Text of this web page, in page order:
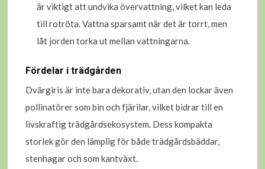
är viktigt att undvika övervattning, vilket kan leda
till rotröta. Vattna sparsamt när det är torrt, men
låt jorden torka ut mellan vattningarna.
Fördelar i trädgården
Dvärgiris är inte bara dekorativ, utan den lockar även
pollinatörer som bin och fjärilar, vilket bidrar till en
livskraftig trädgårdsekosystem. Dess kompakta
storlek gör den lämplig för både trädgårdsbäddar,
stenhagar och som kantväxt.